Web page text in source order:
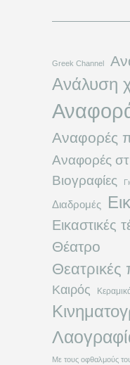
Greek Channel
Ανάλυση
Αναφορές
Αναφορές
Βιογραφίες
Διαδρομές
Εικαστικές
Θέατρο
Θεατρικές
Καιρός
Με τους οφθαλμούς